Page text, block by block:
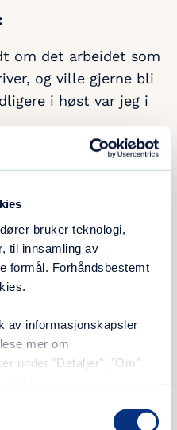
bruker teknologi,
til innsamling av
formål. Forhåndsbestemt
av informasjonskapsler
mer om
under "Detaljer", "Om"
om det arbeidet som
og ville gjerne bli
i høst var jeg i
utfører som
varierte, fra å flytte
å male, pusse opp,
Kors:
se tilbake på en
annet med flere